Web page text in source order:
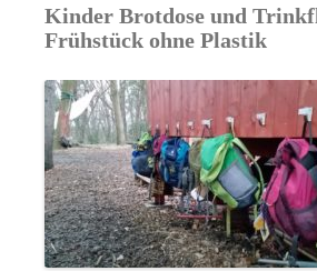
Kinder Brotdose und
Frühstück ohne Plastik